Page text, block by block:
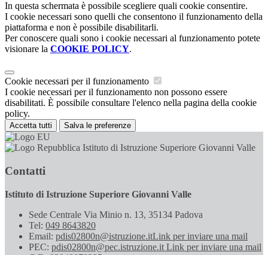
In questa schermata è possibile scegliere quali cookie consentire.
I cookie necessari sono quelli che consentono il funzionamento della
piattaforma e non è possibile disabilitarli.
Per conoscere quali sono i cookie necessari al funzionamento potete
visionare la COOKIE POLICY.
Cookie necessari per il funzionamento
I cookie necessari per il funzionamento non possono essere
disabilitati. È possibile consultare l'elenco nella pagina della cookie
policy.
Accetta tutti Salva le preferenze
Istituto di Istruzione Superiore Giovanni Valle
Contatti
Istituto di Istruzione Superiore Giovanni Valle
Sede Centrale Via Minio n. 13, 35134 Padova
Tel: 049 8643820
Email: pdis02800n@istruzione.itLink per inviare una mail
PEC: pdis02800n@pec.istruzione.it Link per inviare una mail